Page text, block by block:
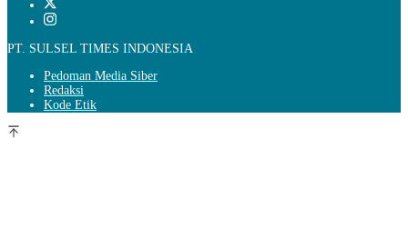
PT. SULSEL TIMES INDONESIA
Pedoman Media Siber
Redaksi
Kode Etik